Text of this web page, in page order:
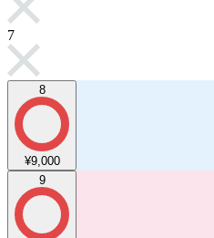
7
8
¥9,000
9